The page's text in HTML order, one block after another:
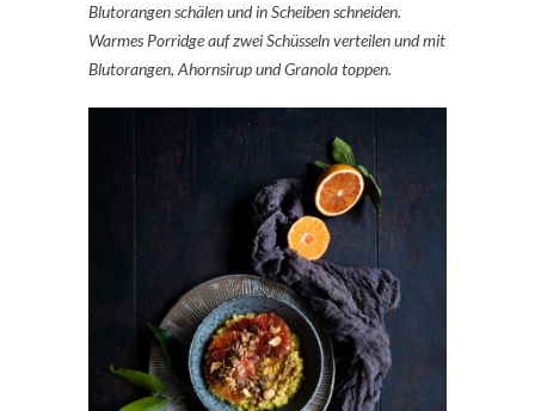
Blutorangen schälen und in Scheiben schneiden.
Warmes Porridge auf zwei Schüsseln verteilen und mit
Blutorangen, Ahornsirup und Granola toppen.